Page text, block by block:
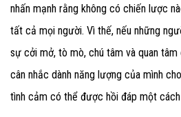
nhấn mạnh rằng không có chiến lược
tất cả mọi người. Vì thế, nếu những
sự cởi mở, tò mò, chú tâm và quan
cân nhắc dành năng lượng của mình
tình cảm có thể được hồi đáp một cách